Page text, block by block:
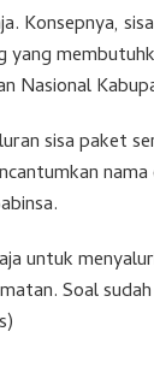
Konsepnya,
yang
Nasional
sisa paket
untuk
Soal